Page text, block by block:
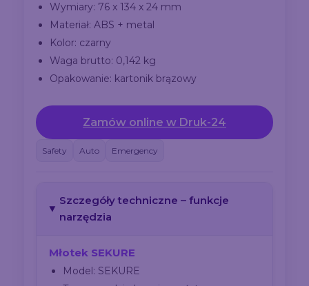
Wymiary: 76 x 134 x 24 mm
Materiał: ABS + metal
Kolor: czarny
Waga brutto: 0,142 kg
Opakowanie: kartonik brązowy
Zamów online w Druk-24
Safety Auto Emergency
Szczegóły techniczne – funkcje
narzędzia
Młotek SEKURE
Model: SEKURE